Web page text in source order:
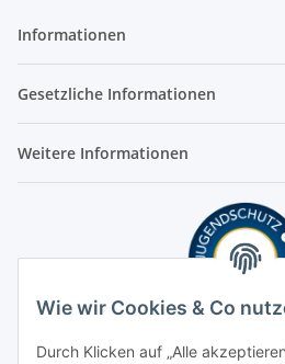
Informationen
Gesetzliche Informationen
Weitere Informationen
Wie wir Cookies & Co
Durch Klicken auf „Alle